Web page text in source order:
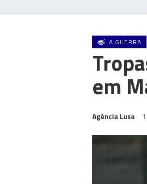
A GUERRA
em
Agência Lusa